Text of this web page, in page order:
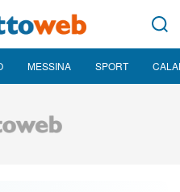
MESSINA SPORT